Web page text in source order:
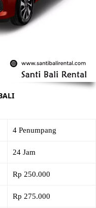
4 Penumpang
24 Jam
Rp 250.000
Rp 275.000